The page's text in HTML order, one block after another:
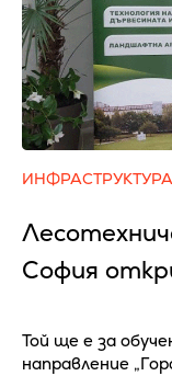
ИНФРАСТРУКТУРА
София
Той ще е за
направление